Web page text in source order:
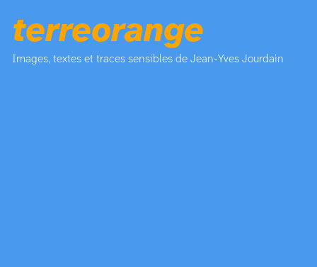
terreorange
Images, textes et traces sensibles de Jean-Yves Jourdain